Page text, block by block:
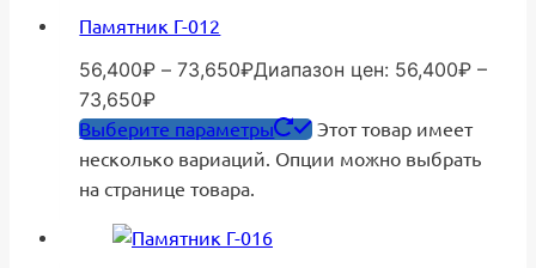
Памятник Г-012
56,400₽ – 73,650₽Диапазон цен: 56,400₽ –
73,650₽
Выберите параметры
Этот товар имеет
несколько вариаций. Опции можно выбрать
на странице товара.